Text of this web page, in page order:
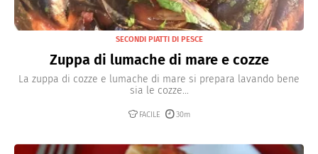
SECONDI PIATTI DI PESCE
Zuppa di lumache di mare e cozze
La zuppa di cozze e lumache di mare si prepara lavando bene
sia le cozze...
FACILE 30m